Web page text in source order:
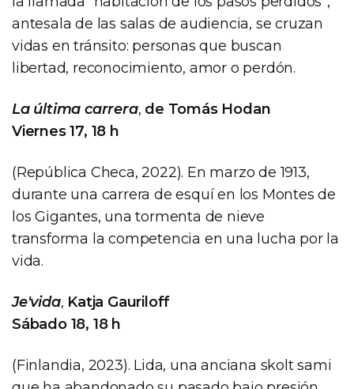
antesala de las salas de audiencia, se cruzan
vidas en tránsito: personas que buscan
libertad, reconocimiento, amor o perdón.
La última carrera, de Tomás Hodan
Viernes 17, 18 h
(República Checa, 2022). En marzo de 1913,
durante una carrera de esquí en los Montes de
los Gigantes, una tormenta de nieve
transforma la competencia en una lucha por la
vida.
Je'vida, Katja Gauriloff
Sábado 18, 18 h
(Finlandia, 2023). Lida, una anciana skolt sami